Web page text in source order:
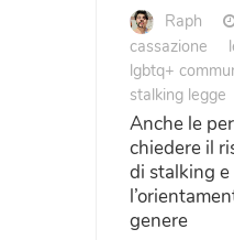
Raph
cassazione
lgbtq+
stalking legge
Anche le
chiedere il
di stalking
genere